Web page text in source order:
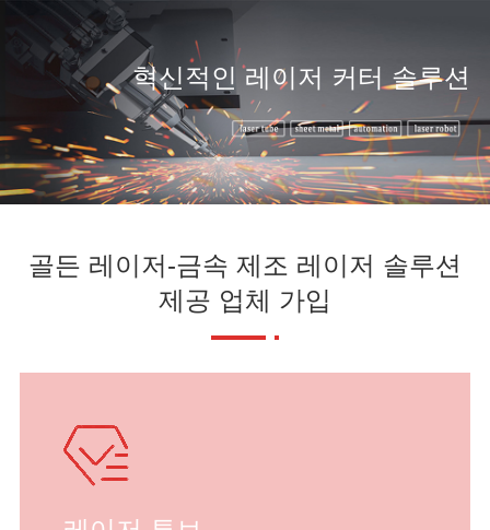
혁신적인 레이저 커터 솔루션
골든 레이저-금속 제조 레이저 솔루션
제공 업체 가입